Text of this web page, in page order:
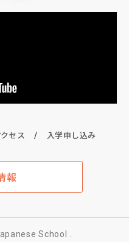
セス 入学申し込み
報
School .